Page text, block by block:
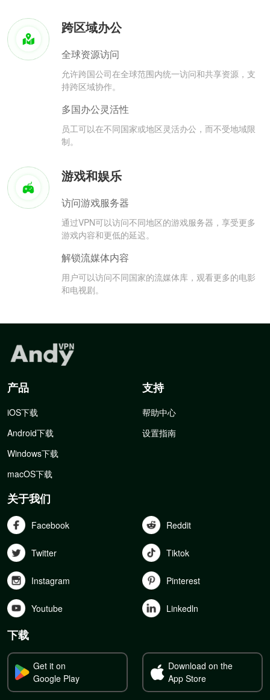
跨区域办公
全球资源访问
允许跨国公司在全球范围内统一访问和共享资源，支
持跨区域协作。
多国办公灵活性
员工可以在不同国家或地区灵活办公，而不受地域限
制。
游戏和娱乐
访问游戏服务器
通过VPN可以访问不同地区的游戏服务器，享受更多
游戏内容和更低的延迟。
解锁流媒体内容
用户可以访问不同国家的流媒体库，观看更多的电影
和电视剧。
产品
iOS下载
Android下载
Windows下载
macOS下载
支持
帮助中心
设置指南
关于我们
Facebook Reddit
Twitter Tiktok
Instagram Pinterest
Youtube Linkedln
下载
Get it on
Google Play
Download on the
App Store